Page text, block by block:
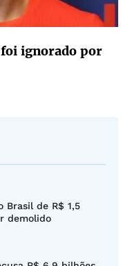
ignorado por
Brasil de R$ 1,5
demolido